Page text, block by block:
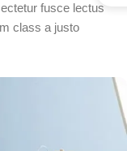
fusce lectus
class a justo